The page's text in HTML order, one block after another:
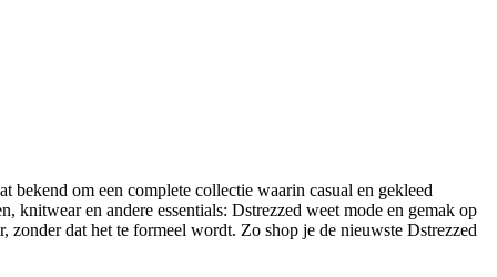
om een complete collectie waarin casual en gekleed
knitwear en andere essentials: Dstrezzed weet mode en gemak op
dat het te formeel wordt. Zo shop je de nieuwste Dstrezzed